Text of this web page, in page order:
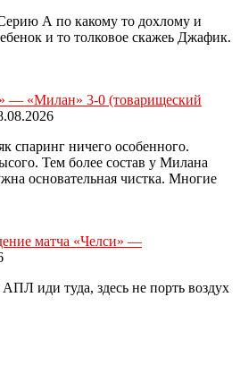
А по какому то дохлому и
и то толковое скажеь Джафик.
— «Милан» 3-0 (товарищеский
спаринг ничего особенного.
Тем более состав у Милана
основательная чистка. Многие
матча «Челси» —
иди туда, здесь не порть воздух